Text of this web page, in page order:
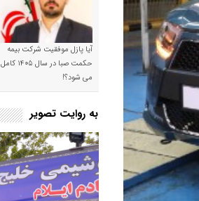
آیا پازل موفقیت شرکت بیمه
حکمت صبا در سال ۱۴۰۵ کامل
می شود؟!
به روایت تصویر